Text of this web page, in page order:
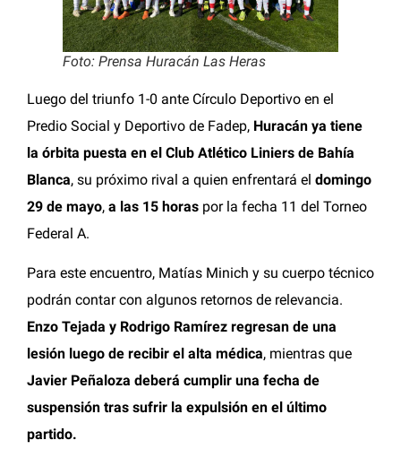
Foto: Prensa Huracán Las Heras
Luego del triunfo 1-0 ante Círculo Deportivo en el
Predio Social y Deportivo de Fadep, Huracán ya tiene
la órbita puesta en el Club Atlético Liniers de Bahía
Blanca, su próximo rival a quien enfrentará el domingo
29 de mayo, a las 15 horas por la fecha 11 del Torneo
Federal A.
Para este encuentro, Matías Minich y su cuerpo técnico
podrán contar con algunos retornos de relevancia.
Enzo Tejada y Rodrigo Ramírez regresan de una
lesión luego de recibir el alta médica, mientras que
Javier Peñaloza deberá cumplir una fecha de
suspensión tras sufrir la expulsión en el último
partido.